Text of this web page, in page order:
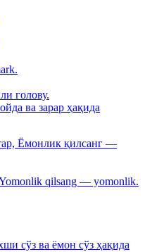
голову.
ва зарар ҳақида
Ёмонлик қилсанг —
qilsang — yomonlik.
сўз ва ёмон сўз ҳақида